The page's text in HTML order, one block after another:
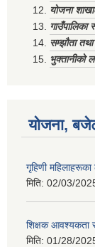
योजना
सम्झौता
भुक्तानीको
योजना,
गृहिणी
मिति: 02/03/
शिक्षक आवश्यकता
मिति: 01/28/